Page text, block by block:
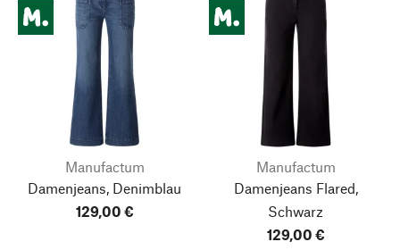
Manufactum
Damenjeans, Denimblau
129,00 €
Manufactum
Damenjeans Flared,
Schwarz
129,00 €